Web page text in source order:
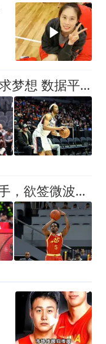
打脸刻板印象！弃首钢追求梦想 数据平平为何能重返NBA？
CBA快讯，张云松火速出手，欲签微波炉皮特森，联手布朗冲冠！